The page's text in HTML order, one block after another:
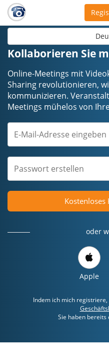
Kollaborieren Sie
Online-Meetings mit
Sharing revolutionieren,
kommunizieren.
Meetings mühelos von
Kostenloses
oder
Apple
Indem ich mich
Sie haben bereits